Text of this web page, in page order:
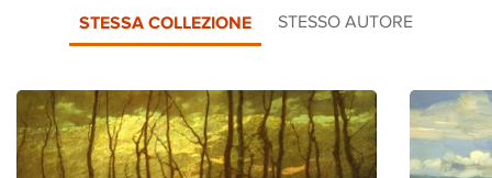
STESSA COLLEZIONE STESSO AUTORE